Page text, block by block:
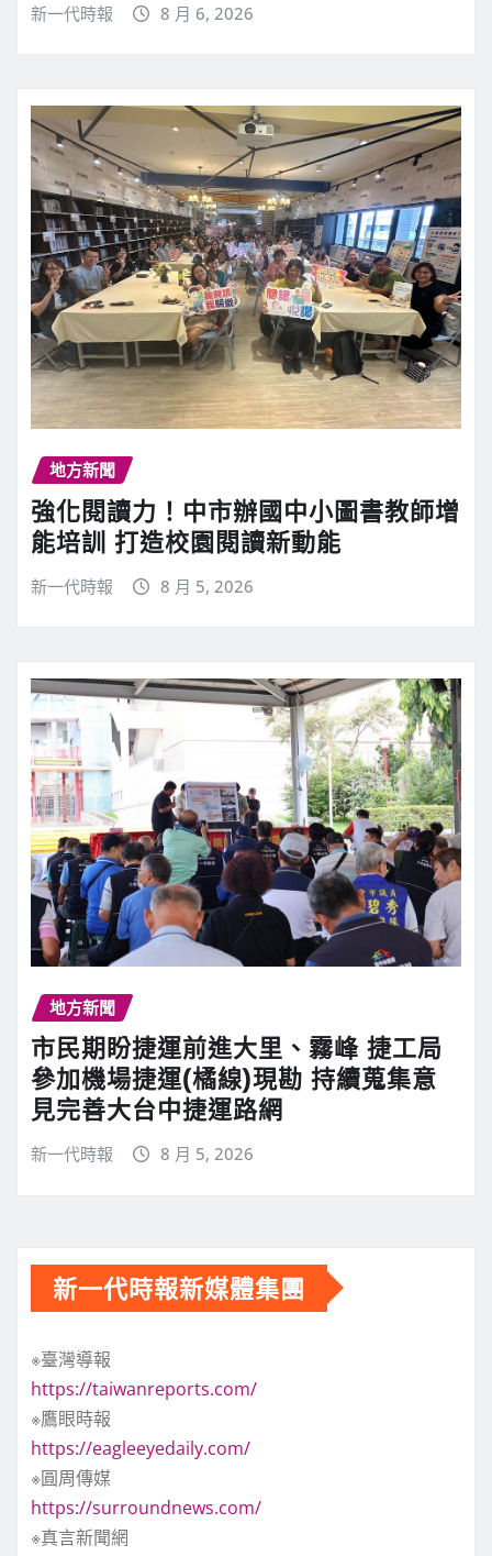
新一代時報 8 月 6, 2026
地方新聞
強化閱讀力！中市辦國中小圖書教師增
能培訓 打造校園閱讀新動能
新一代時報 8 月 5, 2026
地方新聞
市民期盼捷運前進大里、霧峰 捷工局
參加機場捷運(橘線)現勘 持續蒐集意
見完善大台中捷運路網
新一代時報 8 月 5, 2026
新一代時報新媒體集團
※臺灣導報
https://taiwanreports.com/
※鷹眼時報
https://eagleeyedaily.com/
※圓周傳媒
https://surroundnews.com/
※真言新聞網